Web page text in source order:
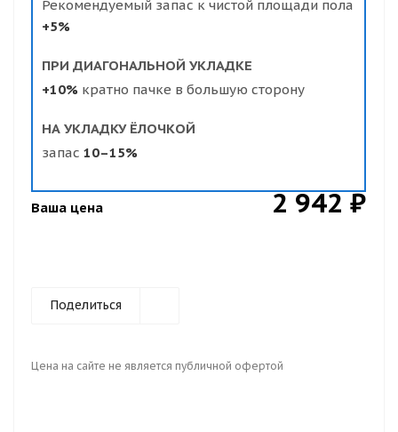
Рекомендуемый запас к чистой площади пола
+5%
ПРИ ДИАГОНАЛЬНОЙ УКЛАДКЕ
+10% кратно пачке в большую сторону
НА УКЛАДКУ ЁЛОЧКОЙ
запас 10–15%
Ваша цена 2 942 ₽
Поделиться
Цена на сайте не является публичной офертой